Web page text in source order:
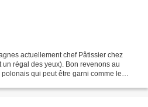
actuellement chef Pâtissier chez
régal des yeux). Bon revenons au
qui peut être garni comme le